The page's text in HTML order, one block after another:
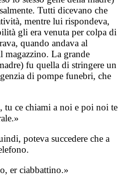
Tutti dicevano che
mentre lui rispondeva,
gli era venuta per colpa di
quando andava al
magazzino. La grande
fu quella di stringere un
di pompe funebri, che
tu ce chiami a noi e poi noi te
poteva succedere che a
er ciabbattino.»